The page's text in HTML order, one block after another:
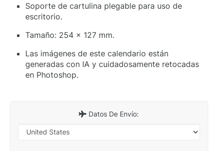
Soporte de cartulina plegable para uso de
escritorio.
Tamaño: 254 x 127 mm.
Las imágenes de este calendario están
generadas con IA y cuidadosamente retocadas
en Photoshop.
Datos De Envío: